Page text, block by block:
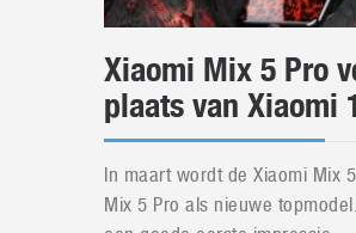
Xiaomi Mix 5 Pro
plaats van Xiaomi
In maart wordt de Xiaomi Mix
Mix 5 Pro als nieuwe